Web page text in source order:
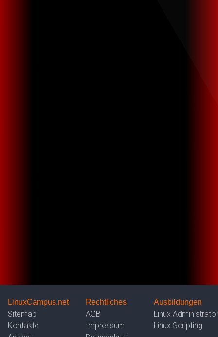
LinuxCampus.net Rechtliches Ausbildungen
Sitemap AGB
Linux Administrator
Kontakte
Impressum
Linux Scripting